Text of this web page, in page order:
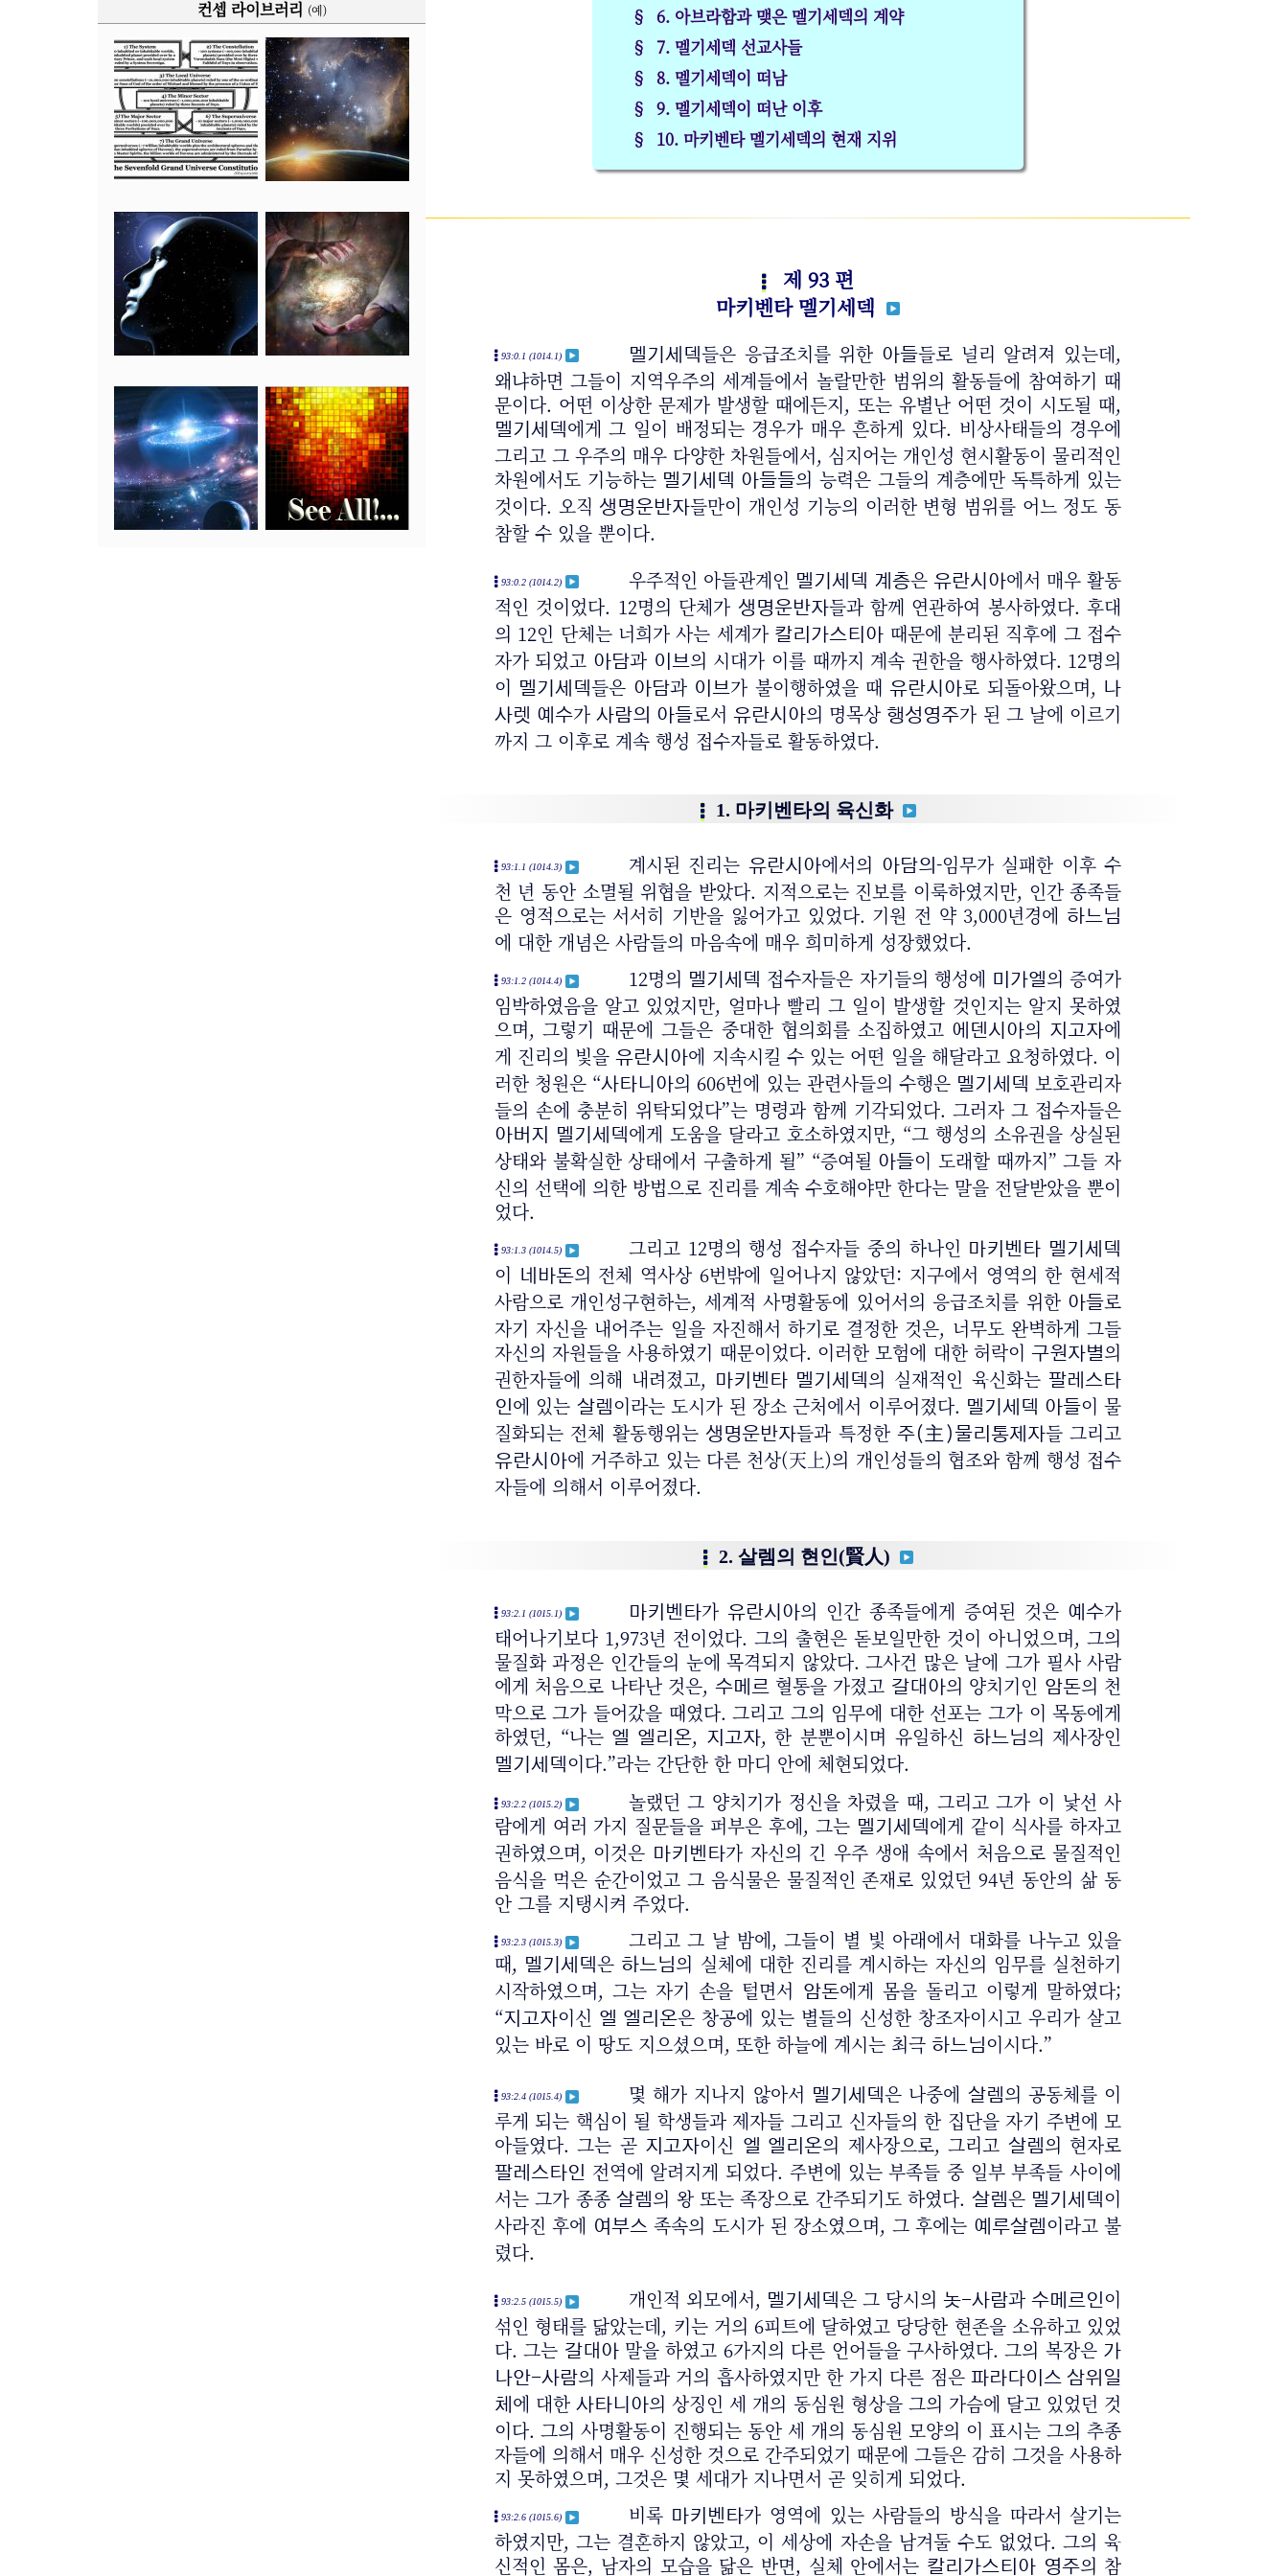
§ 6. 아브라함과 맺은 멜기세덱의 계약
§ 7. 멜기세덱 선교사들
§ 8. 멜기세덱이 떠남
§ 9. 멜기세덱이 떠난 이후
§ 10. 마키벤타 멜기세덱의 현재 지위
제 93 편
마키벤타 멜기세덱
93:0.1 (1014.1) 멜기세덱들은 응급조치를 위한 아들들로 널리 알려져 있는데,
왜냐하면 그들이 지역우주의 세계들에서 놀랄만한 범위의 활동들에 참여하기 때
문이다. 어떤 이상한 문제가 발생할 때에든지, 또는 유별난 어떤 것이 시도될 때,
멜기세덱에게 그 일이 배정되는 경우가 매우 흔하게 있다. 비상사태들의 경우에
그리고 그 우주의 매우 다양한 차원들에서, 심지어는 개인성 현시활동이 물리적인
차원에서도 기능하는 멜기세덱 아들들의 능력은 그들의 계층에만 독특하게 있는
것이다. 오직 생명운반자들만이 개인성 기능의 이러한 변형 범위를 어느 정도 동
참할 수 있을 뿐이다.
93:0.2 (1014.2) 우주적인 아들관계인 멜기세덱 계층은 유란시아에서 매우 활동
적인 것이었다. 12명의 단체가 생명운반자들과 함께 연관하여 봉사하였다. 후대
의 12인 단체는 너희가 사는 세계가 칼리가스티아 때문에 분리된 직후에 그 접수
자가 되었고 아담과 이브의 시대가 이를 때까지 계속 권한을 행사하였다. 12명의
이 멜기세덱들은 아담과 이브가 불이행하였을 때유란시아로 되돌아왔으며, 나
사렛 예수가사람의 아들로서 유란시아의 명목상 행성영주가 된 그 날에 이르기
까지 그 이후로 계속 행성 접수자들로 활동하였다.
1. 마키벤타의 육신화
93:1.1 (1014.3) 계시된 진리는 유란시아에서의 아담의 -임무가 실패한 이후 수
천 년 동안 소멸될 위협을 받았다. 지적으로는 진보를 이룩하였지만, 인간 종족들
은 영적으로는 서서히 기반을 잃어가고 있었다. 기원 전 약 3,000년경에 하느님
에 대한 개념은 사람들의 마음속에 매우 희미하게 성장했었다.
93:1.2 (1014.4) 12명의 멜기세덱 접수자들은 자기들의 행성에 미가엘의 증여가
임박하였음을 알고 있었지만, 얼마나 빨리 그 일이 발생할 것인지는 알지 못하였
으며, 그렇기 때문에 그들은 중대한 협의회를 소집하였고 에덴시아의 지고자에
게 진리의 빛을유란시아에 지속시킬 수 있는 어떤 일을 해달라고 요청하였다. 이
러한 청원은 “사타니아의 606번에 있는 관련사들의 수행은 멜기세덱 보호관리자
들의 손에 충분히 위탁되었다”는 명령과 함께 기각되었다. 그러자 그 접수자들은
아버지 멜기세덱에게 도움을 달라고 호소하였지만, “그 행성의 소유권을 상실된
상태와 불확실한 상태에서 구출하게 될” “증여될 아들이 도래할 때까지” 그들 자
신의 선택에 의한 방법으로 진리를 계속 수호해야만 한다는 말을 전달받았을 뿐이
었다.
93:1.3 (1014.5) 그리고 12명의 행성 접수자들 중의 하나인 마키벤타 멜기세덱
이 네바돈의 전체 역사상 6번밖에 일어나지 않았던: 지구에서 영역의 한 현세적
사람으로 개인성구현하는, 세계적 사명활동에 있어서의 응급조치를 위한 아들로
자기 자신을 내어주는 일을 자진해서 하기로 결정한 것은, 너무도 완벽하게 그들
자신의 자원들을 사용하였기 때문이었다. 이러한 모험에 대한 허락이구원자별의
권한자들에 의해 내려졌고,
마키벤타 멜기세덱의 실재적인 육신화는팔레스타
인에 있는 살렘 이라는 도시가 된 장소 근처에서 이루어졌다. 멜기세덱 아들이 물
질화되는 전체 활동행위는 생명운반자들과 특정한 주(主)물리통제자들 그리고
유란시아에 거주하고 있는 다른 천상(天上)의 개인성들의 협조와 함께 행성 접수
자들에 의해서 이루어졌다.
2. 살렘의 현인(賢人)
93:2.1 (1015.1) 마키벤타가 유란시아의 인간 종족들에게 증여된 것은 예수가
태어나기보다 1,973년 전이었다. 그의 출현은 돋보일만한 것이 아니었으며, 그의
물질화 과정은 인간들의 눈에 목격되지 않았다. 그사건 많은 날에 그가 필사 사람
에게 처음으로 나타난 것은, 수메르 혈통을 가졌고 갈대아의 양치기인 암돈의 천
막으로 그가 들어갔을 때였다. 그리고 그의 임무에 대한 선포는 그가 이 목동에게
하였던, “나는 엘 엘리온, 지고자, 한 분뿐이시며 유일하신 하느님의 제사장인
멜기세덱 이다.”라는 간단한 한 마디 안에 체현되었다.
93:2.2 (1015.2)
놀랬던 그 양치기가 정신을 차렸을 때, 그리고 그가 이 낯선 사
람에게 여러 가지 질문들을 퍼부은 후에, 그는 멜기세덱에게 같이 식사를 하자고
권하였으며, 이것은 마키벤타가 자신의 긴 우주 생애 속에서 처음으로 물질적인
음식을 먹은 순간이었고 그 음식물은 물질적인 존재로 있었던 94년 동안의 삶 동
안 그를 지탱시켜 주었다.
93:2.3 (1015.3)
그리고 그 날 밤에, 그들이 별 빛 아래에서 대화를 나누고 있을
때, 멜기세덱은 하느님의 실체에 대한 진리를 계시하는 자신의 임무를 실천하기
시작하였으며, 그는 자기 손을 털면서
암돈에게 몸을 돌리고 이렇게 말하였다;
“지고자이신 엘 엘리온은 창공에 있는 별들의 신성한 창조자이시고 우리가 살고
있는 바로 이 땅도 지으셨으며, 또한 하늘에 계시는 최극 하느님 이시다.”
93:2.4 (1015.4) 몇 해가 지나지 않아서 멜기세덱은 나중에 살렘의 공동체를 이
루게 되는 핵심이 될 학생들과 제자들 그리고 신자들의 한 집단을 자기 주변에 모
아들였다. 그는 곧 지고자이신 엘 엘리온의 제사장으로, 그리고 살렘의 현자로
팔레스타인 전역에 알려지게 되었다. 주변에 있는 부족들 중 일부 부족들 사이에
서는 그가 종종살렘의 왕 또는 족장으로 간주되기도 하였다. 살렘은 멜기세덱 이
사라진 후에 여부스족속의 도시가 된 장소였으며, 그 후에는 예루살렘 이라고 불
렸다.
93:2.5 (1015.5) 개인적 외모에서, 멜기세덱은 그 당시의놋-사람과수메르인 이
섞인 형태를 닮았는데, 키는 거의 6피트에 달하였고 당당한 현존을 소유하고 있었
다. 그는 갈대아말을 하였고 6가지의 다른 언어들을 구사하였다. 그의 복장은 가
나안-사람의 사제들과 거의 흡사하였지만 한 가지 다른 점은 파라다이스 삼위일
체 에 대한사타니아의 상징인 세 개의 동심원 형상을 그의 가슴에 달고 있었던 것
이다. 그의 사명활동이 진행되는 동안 세 개의 동심원 모양의 이 표시는 그의 추종
자들에 의해서 매우 신성한 것으로 간주되었기 때문에 그들은 감히 그것을 사용하
지 못하였으며, 그것은 몇 세대가 지나면서 곧 잊히게 되었다.
93:2.6 (1015.6) 비록 마키벤타가 영역에 있는 사람들의 방식을 따라서 살기는
하였지만, 그는 결혼하지 않았고, 이 세상에 자손을 남겨둘 수도 없었다. 그의 육
신적인 몸은, 남자의 모습을 닮은 반면, 실체 안에서는 칼리가스티아 영주의 참
컨셉 라이브러리 (예)